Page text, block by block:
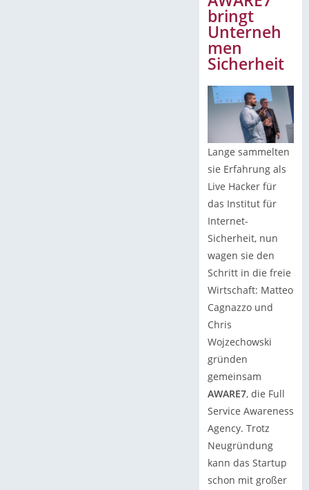
bringt
Unterneh
men
Sicherheit
Lange sammelten
sie Erfahrung als
Live Hacker für
das Institut für
Internet-
Sicherheit, nun
wagen sie den
Schritt in die freie
Wirtschaft: Matteo
Cagnazzo und
Chris
Wojzechowski
gründen
gemeinsam
AWARE7, die Full
Service Awareness
Agency. Trotz
Neugründung
kann das Startup
schon mit großer